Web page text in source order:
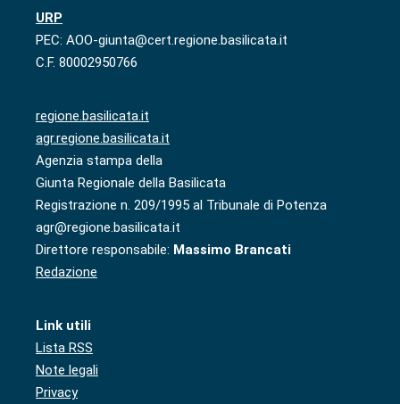
URP
PEC: AOO-giunta@cert.regione.basilicata.it
C.F. 80002950766
regione.basilicata.it
agr.regione.basilicata.it
Agenzia stampa della
Giunta Regionale della Basilicata
Registrazione n. 209/1995 al Tribunale di Potenza
agr@regione.basilicata.it
Direttore responsabile: Massimo Brancati
Redazione
Link utili
Lista RSS
Note legali
Privacy